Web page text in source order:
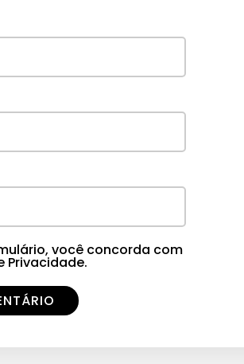
você concorda com
Privacidade.